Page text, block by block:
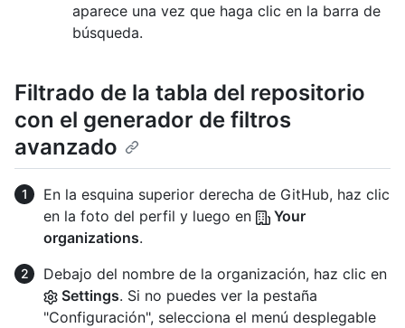
aparece una vez que haga clic en la barra de
búsqueda.
Filtrado de la tabla del repositorio
con el generador de filtros
avanzado
En la esquina superior derecha de GitHub, haz clic
en la foto del perfil y luego en
Your
organizations.
Debajo del nombre de la organización, haz clic en
Settings. Si no puedes ver la pestaña
"Configuración", selecciona el menú desplegable